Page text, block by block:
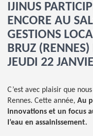
IJINUS
ENCORE AU
GESTIONS
BRUZ
JEUDI 22
C’est avec plaisir que
Rennes. Cette année, Au
innovations et un focus
l’eau en assainissement.